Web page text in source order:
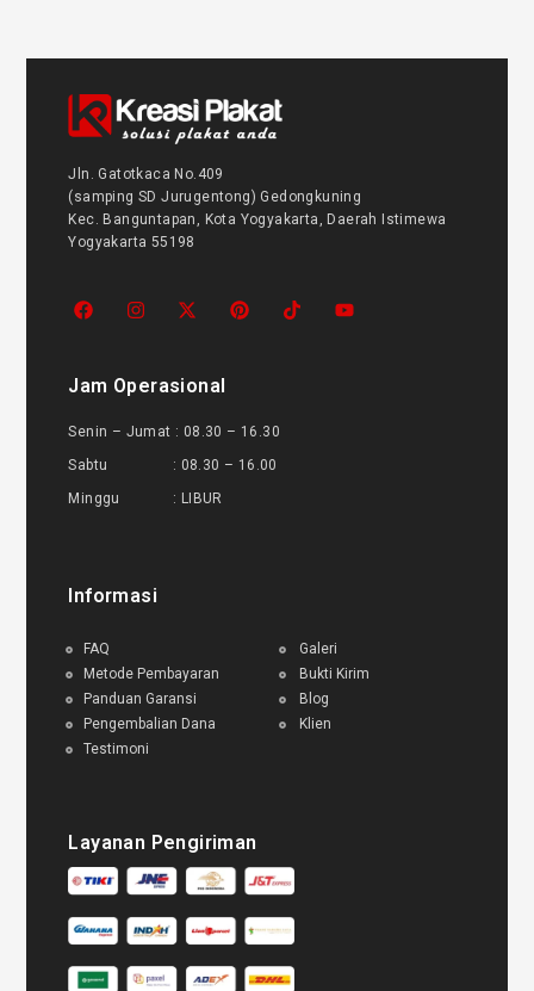
Jln. Gatotkaca No.409
(samping SD Jurugentong) Gedongkuning
Kec. Banguntapan, Kota Yogyakarta, Daerah Istimewa
Yogyakarta 55198
Jam Operasional
Senin – Jumat : 08.30 – 16.30
Sabtu : 08.30 – 16.00
Minggu : LIBUR
Informasi
FAQ
Metode Pembayaran
Panduan Garansi
Pengembalian Dana
Testimoni
Galeri
Bukti Kirim
Blog
Klien
Layanan Pengiriman